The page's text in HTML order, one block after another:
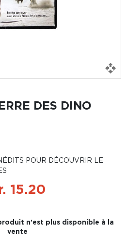
DES DINO
POUR DÉCOUVRIR LE
15.20
n'est plus disponible à la
vente